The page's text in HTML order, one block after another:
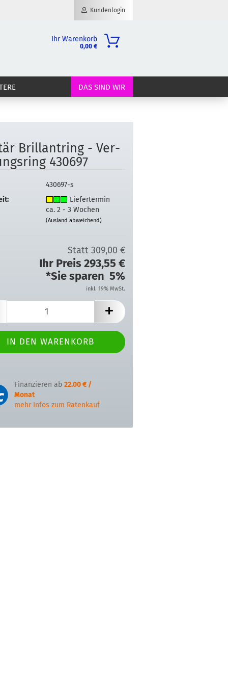
Kundenlogin
vergessen?
Ihr Warenkorb
0,00 €
DAS SIND WIR
Bril­lant­ring - Ver­
430697
430697-s
Liefertermin
ca. 2 - 3 Wochen
(Ausland abweichend)
Statt 309,00 €
Ihr Preis 293,55 €
*Sie sparen 5%
inkl. 19% MwSt.
Finanzieren ab 22.00 € /
Monat
mehr Infos zum Ratenkauf